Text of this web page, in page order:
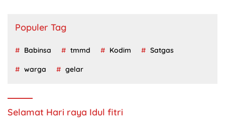
Populer Tag
Babinsa tmmd Kodim Satgas
warga gelar
Selamat Hari raya Idul fitri